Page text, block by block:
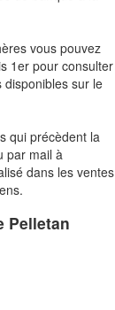
vous pouvez
1er pour consulter
disponibles sur le
qui précèdent la
par mail à
dans les ventes
Pelletan